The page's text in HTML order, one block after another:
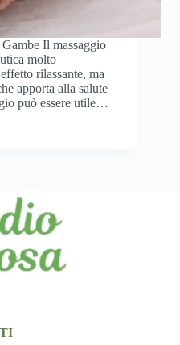
Il massaggio
molto
rilassante, ma
apporta alla salute
può essere utile…